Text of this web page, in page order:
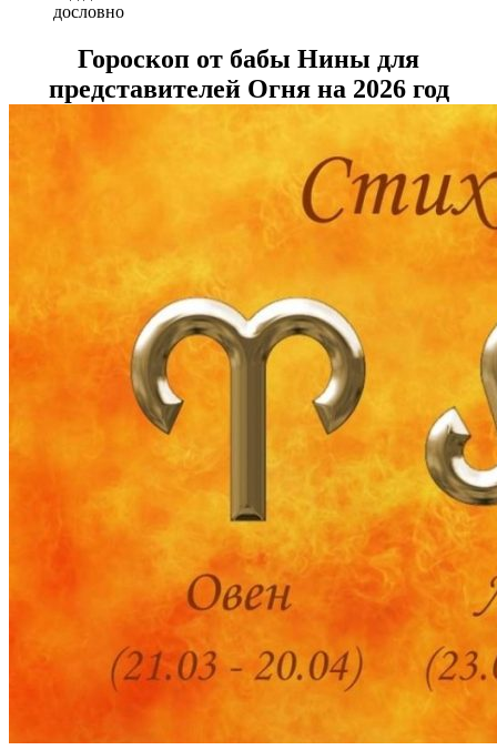
дословно
Гороскоп от бабы Нины для
представителей Огня на 2026 год